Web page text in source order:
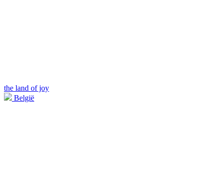
the land of joy
België